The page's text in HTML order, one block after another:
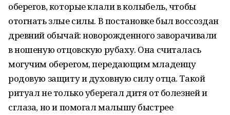
оберегов, которые клали в колыбель, чтобы
отогнать злые силы. В постановке был воссоздан
древний обычай: новорожденного заворачивали
в ношеную отцовскую рубаху. Она считалась
могучим оберегом, передающим младенцу
родовую защиту и духовную силу отца. Такой
ритуал не только уберегал дитя от болезней и
сглаза, но и помогал малышу быстрее